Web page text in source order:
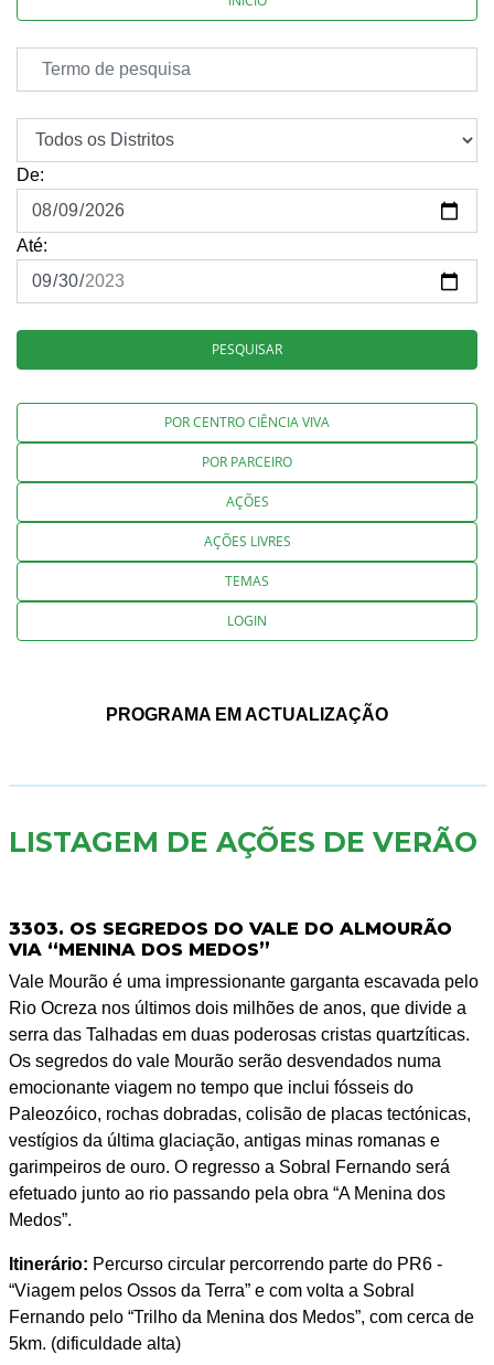
De:
Até:
PESQUISAR
POR CENTRO CIÊNCIA VIVA
POR PARCEIRO
AÇÕES
AÇÕES LIVRES
TEMAS
LOGIN
PROGRAMA EM ACTUALIZAÇÃO
LISTAGEM DE AÇÕES DE VERÃO
3303. OS SEGREDOS DO VALE DO ALMOURÃO
VIA “MENINA DOS MEDOS”
Vale Mourão é uma impressionante garganta escavada pelo
Rio Ocreza nos últimos dois milhões de anos, que divide a
serra das Talhadas em duas poderosas cristas quartzíticas.
Os segredos do vale Mourão serão desvendados numa
emocionante viagem no tempo que inclui fósseis do
Paleozóico, rochas dobradas, colisão de placas tectónicas,
vestígios da última glaciação, antigas minas romanas e
garimpeiros de ouro. O regresso a Sobral Fernando será
efetuado junto ao rio passando pela obra “A Menina dos
Medos”.
Itinerário: Percurso circular percorrendo parte do PR6 -
“Viagem pelos Ossos da Terra” e com volta a Sobral
Fernando pelo “Trilho da Menina dos Medos”, com cerca de
5km. (dificuldade alta)